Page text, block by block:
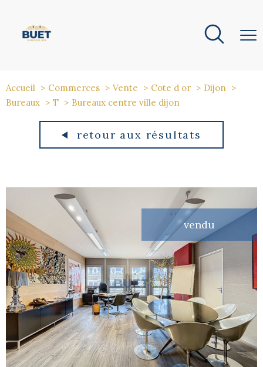
Accueil Commerces Vente Cote d or
Dijon
Bureaux
T Bureaux centre ville dijon
retour aux résultats
vendu